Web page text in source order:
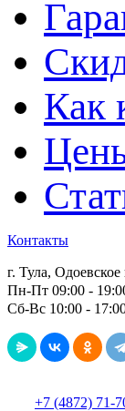
Как
Контакты
г. Тула,
Пн-Пт 09:00 -
Сб-Вс 10:00 -
+7 (4872) 71-